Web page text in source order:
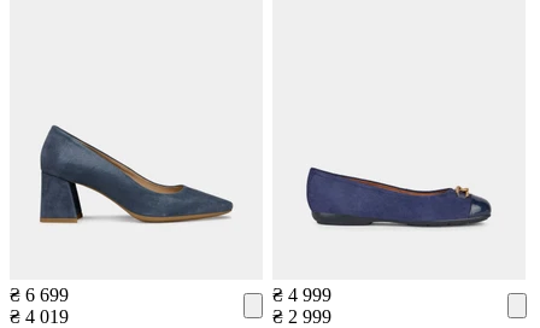
₴ 6 699
₴ 4 019
₴ 4 999
₴ 2 999